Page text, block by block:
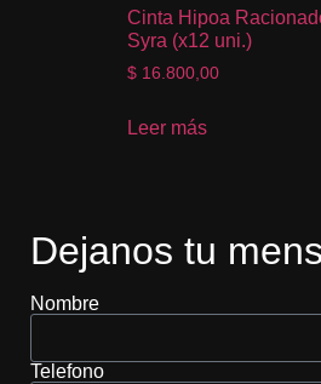
Cinta Hipoa
Syra (x12 uni.)
$ 16.800,00
Leer más
Dejanos tu
Nombre
Telefono